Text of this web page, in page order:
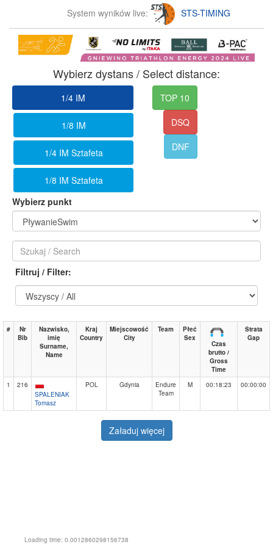
System wyników live: STS-TIMING
Wybierz dystans / Select distance:
1/4 IM
1/8 IM
1/4 IM Sztafeta
1/8 IM Sztafeta
TOP 10
DSQ
DNF
Wybierz punkt
Filtruj / Filter:
#
Nr
Bib
Nazwisko,
imię
Surname,
Name
Kraj
Country
Miejscowość
City
Team
Płeć
Sex
Czas
brutto /
Gross
Time
Strata
Gap
1
216
SPALENIAK
Tomasz
POL Gdynia
Endure
Team
M 00:18:23 00:00:00
Załaduj więcej
Loading time: 0.0012860298156738